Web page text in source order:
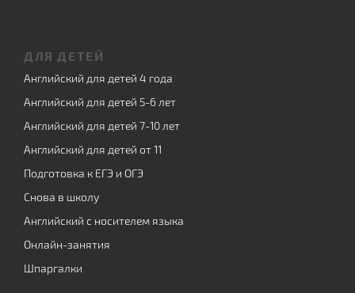
ДЛЯ ДЕТЕЙ
Английский для детей 4 года
Английский для детей 5-6 лет
Английский для детей 7-10 лет
Английский для детей от 11
Подготовка к ЕГЭ и ОГЭ
Снова в школу
Английский с носителем языка
Онлайн-занятия
Шпаргалки